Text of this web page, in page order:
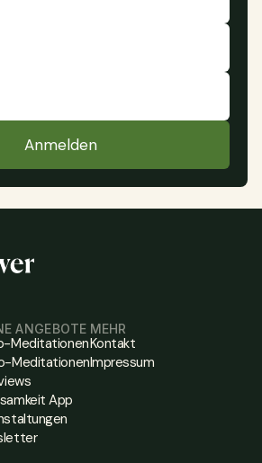
ANGEBOTE
Meditationen
Meditationen
App
MEHR
Kontakt
Impressum